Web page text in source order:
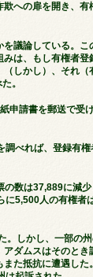
への扉を開き、有
を議論している。こ
は、もし有権者登
しかし）、それ（
。
申請書を郵送で受け
調べれば、登録有権
数は37,889に減少
に5,500人の有権者
。しかし、一部の
ダムスはそのとき
た抵抗に遭遇した